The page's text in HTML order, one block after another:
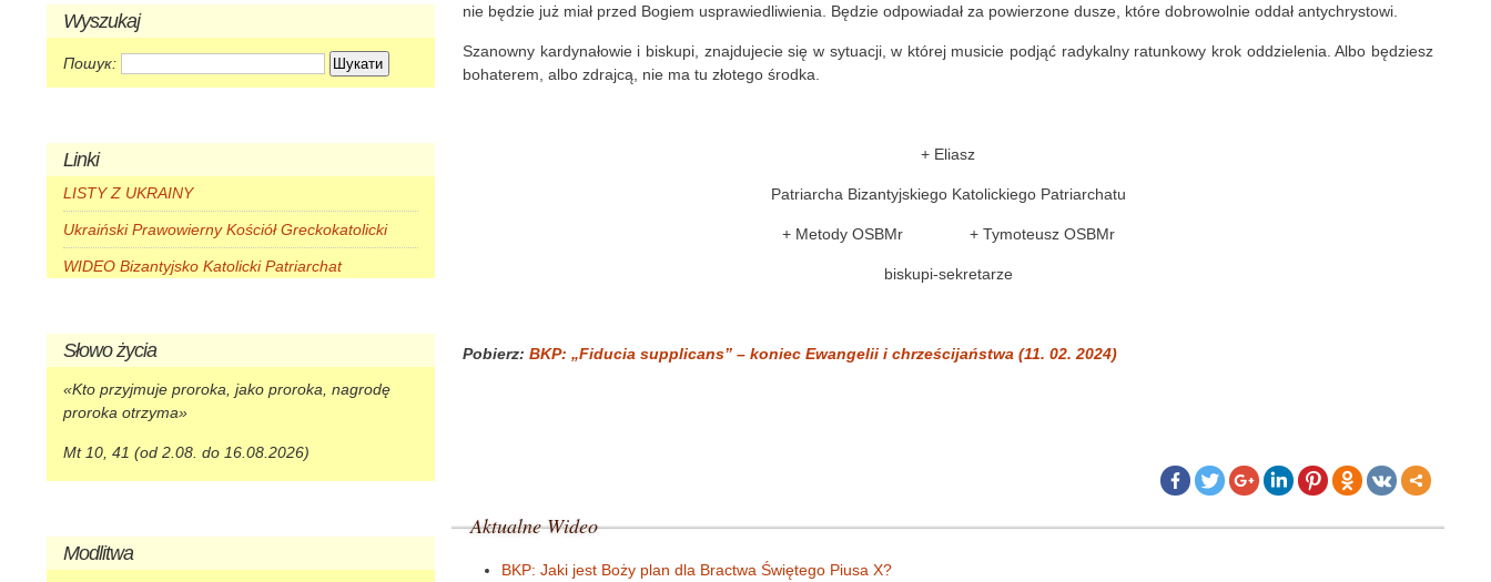
nie będzie już miał przed Bogiem usprawiedliwienia. Będzie odpowiadał za powierzone dusze, które dobrowolnie oddał antychrystowi.
Szanowny kardynałowie i biskupi, znajdujecie się w sytuacji, w której musicie podjąć radykalny ratunkowy krok oddzielenia. Albo będziesz
bohaterem, albo zdrajcą, nie ma tu złotego środka.
+ Eliasz
Patriarcha Bizantyjskiego Katolickiego Patriarchatu
+ Metody OSBMr + Tymoteusz OSBMr
biskupi-sekretarze
Pobierz: BKP: „Fiducia supplicans” – koniec Ewangelii i chrześcijaństwa (11. 02. 2024)
AktualneWideo
BKP: Jaki jest Boży plan dla Bractwa Świętego Piusa X?
Wyszukaj
Пошук:
Linki
LISTY Z UKRAINY
Ukraiński Prawowierny Kościół Greckokatolicki
WIDEO Bizantyjsko Katolicki Patriarchat
Słowożycia
«Kto przyjmuje proroka, jako proroka, nagrodę
proroka otrzyma»
Mt 10, 41 (od 2.08. do 16.08.2026)
Modlitwa